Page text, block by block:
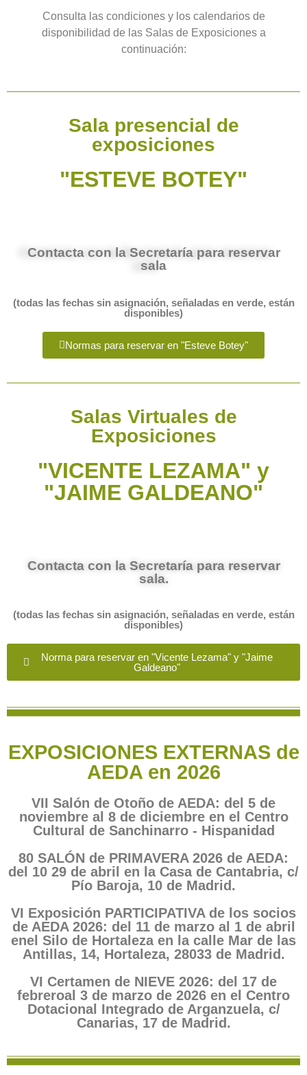
Consulta las condiciones y los calendarios de
disponibilidad de las Salas de Exposiciones a
continuación:
Sala presencial de
exposiciones
"ESTEVE BOTEY"
Contacta con la Secretaría para reservar
sala
(todas las fechas sin asignación, señaladas en verde, están
disponibles)
Normas para reservar en "Esteve Botey"
Salas Virtuales de
Exposiciones
"VICENTE LEZAMA" y
"JAIME GALDEANO"
Contacta con la Secretaría para reservar
sala.
(todas las fechas sin asignación, señaladas en verde, están
disponibles)
Norma para reservar en "Vicente Lezama" y "Jaime
Galdeano"
EXPOSICIONES EXTERNAS de
AEDA en 2026
VII Salón de Otoño de AEDA: del 5 de
noviembre al 8 de diciembre en el Centro
Cultural de Sanchinarro - Hispanidad
80 SALÓN de PRIMAVERA 2026 de AEDA:
del 10 29 de abril en la Casa de Cantabria, c/
Pío Baroja, 10 de Madrid.
VI Exposición PARTICIPATIVA de los socios
de AEDA 2026: del 11 de marzo al 1 de abril
enel Silo de Hortaleza en la calle Mar de las
Antillas, 14, Hortaleza, 28033 de Madrid.
VI Certamen de NIEVE 2026: del 17 de
febreroal 3 de marzo de 2026 en el Centro
Dotacional Integrado de Arganzuela, c/
Canarias, 17 de Madrid.